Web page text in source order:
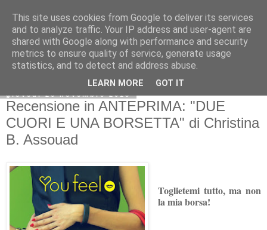
giovedì 26 novembre 2015
Recensione in ANTEPRIMA: "DUE
CUORI E UNA BORSETTA" di Christina
B. Assouad
Toglietemi tutto, ma non
la mia borsa!
This site uses cookies from Google to deliver its services
and to analyze traffic. Your IP address and user-agent are
shared with Google along with performance and security
metrics to ensure quality of service, generate usage
statistics, and to detect and address abuse.
LEARN MORE GOT IT